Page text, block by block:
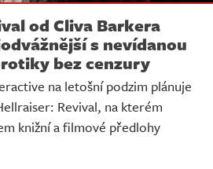
od Cliva Barkera
s nevídanou
bez cenzury
na letošní podzim plánuje
Revival, na kterém
knižní a filmové předlohy